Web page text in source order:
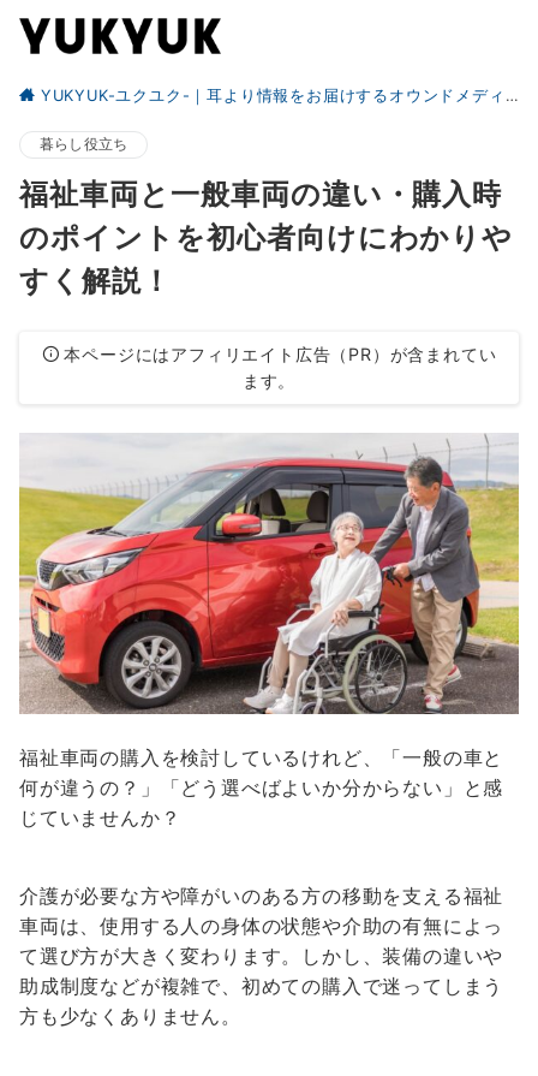
YUKYUK-ユクユク-｜耳より情報をお届けするオウンドメディア
暮らし役立ち
福祉車両と一般車両の違い・購入時
のポイントを初心者向けにわかりや
すく解説！
本ページにはアフィリエイト広告（PR）が含まれてい
ます。
福祉車両の購入を検討しているけれど、「一般の車と
何が違うの？」「どう選べばよいか分からない」と感
じていませんか？
介護が必要な方や障がいのある方の移動を支える福祉
車両は、使用する人の身体の状態や介助の有無によっ
て選び方が大きく変わります。しかし、装備の違いや
助成制度などが複雑で、初めての購入で迷ってしまう
方も少なくありません。